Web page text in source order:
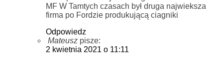
MF W Tamtych czasach był druga najwieksza
firma po Fordzie produkującą ciagniki
Odpowiedz
Mateusz pisze:
2 kwietnia 2021 o 11:11